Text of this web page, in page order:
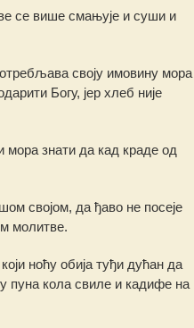
се више смањује и суши и
своју имовину мора
Богу, јер хлеб није
знати да кад краде од
својом, да ђаво не посеје
молитве.
ноћу обија туђи дућан да
пуна кола свиле и кадифе на